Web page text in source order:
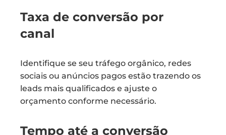
Taxa de conversão por
canal
Identifique se seu tráfego orgânico, redes
sociais ou anúncios pagos estão trazendo os
leads mais qualificados e ajuste o
orçamento conforme necessário.
Tempo até a conversão